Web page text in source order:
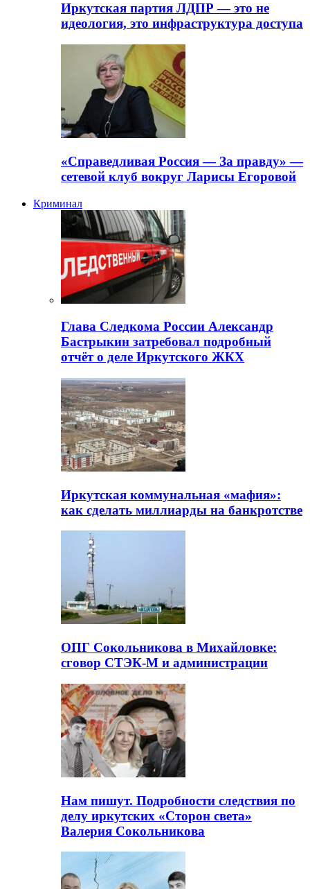
Иркутская партия ЛДПР — это не
идеология, это инфраструктура доступа
«Справедливая Россия — За правду» —
сетевой клуб вокруг Ларисы Егоровой
Криминал
Глава Следкома России Александр
Бастрыкин затребовал подробный
отчёт о деле Иркутского ЖКХ
Иркутская коммунальная «мафия»:
как сделать миллиарды на банкротстве
ОПГ Сокольникова в Михайловке:
сговор СТЭК-М и администрации
Нам пишут. Подробности следствия по
делу иркутских «Сторон света»
Валерия Сокольникова